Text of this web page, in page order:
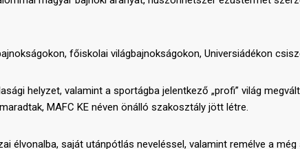
főiskolai világbajnokságokon, Universiádékon
helyzet, valamint a sportágba jelentkező „profi” világ
MAFC KE néven önálló szakosztály jött létre.
élvonalba, saját utánpótlás neveléssel, valamint remélve a